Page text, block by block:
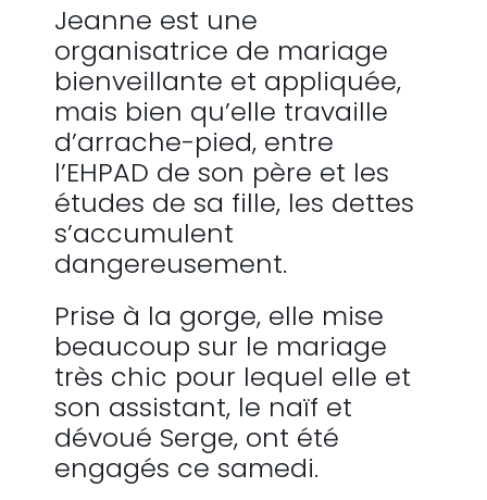
Jeanne est une
organisatrice de mariage
bienveillante et appliquée,
mais bien qu’elle travaille
d’arrache-pied, entre
l’EHPAD de son père et les
études de sa fille, les dettes
s’accumulent
dangereusement.
Prise à la gorge, elle mise
beaucoup sur le mariage
très chic pour lequel elle et
son assistant, le naïf et
dévoué Serge, ont été
engagés ce samedi.